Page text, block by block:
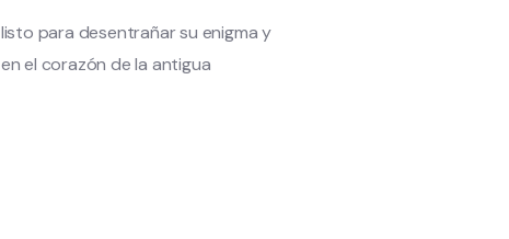
para desentrañar su enigma y
el corazón de la antigua